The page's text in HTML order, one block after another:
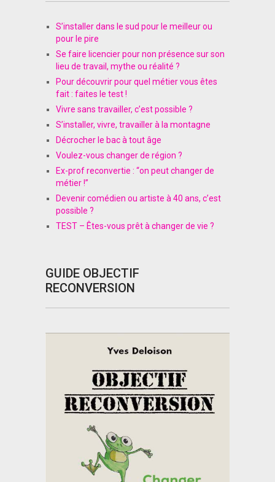
S’installer dans le sud pour le meilleur ou
pour le pire
Se faire licencier pour non présence sur son
lieu de travail, mythe ou réalité ?
Pour découvrir pour quel métier vous êtes
fait : faites le test !
Vivre sans travailler, c’est possible ?
S’installer, vivre, travailler à la montagne
Décrocher le bac à tout âge
Voulez-vous changer de région ?
Ex-prof reconvertie : “on peut changer de
métier !”
Devenir comédien ou artiste à 40 ans, c’est
possible ?
TEST – Êtes-vous prêt à changer de vie ?
GUIDE OBJECTIF
RECONVERSION